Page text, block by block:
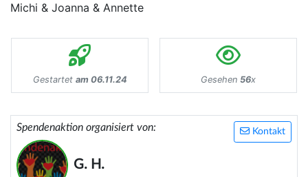
Michi & Joanna & Annette
Gestartet am 06.11.24 Gesehen 56x
Kontakt
Spendenaktion organisiert von:
G. H.